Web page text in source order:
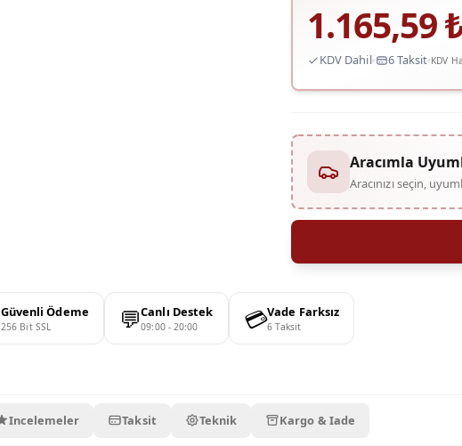
1.165,59
KDV Dahil 6 Taksit KDV
Aracımla
Aracınızı seçin,
Güvenli Ödeme
256 Bit SSL 💬Canlı Destek
09:00 - 20:00 💳Vade Farksız
6 Taksit
Incelemeler Taksit Teknik Kargo & Iade